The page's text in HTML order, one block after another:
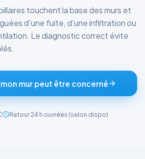
touchent la base des murs et
d'une fuite, d'une infiltration ou
Le diagnostic correct évite
mur peut être concerné
Retour 24 h ouvrées (selon dispo)